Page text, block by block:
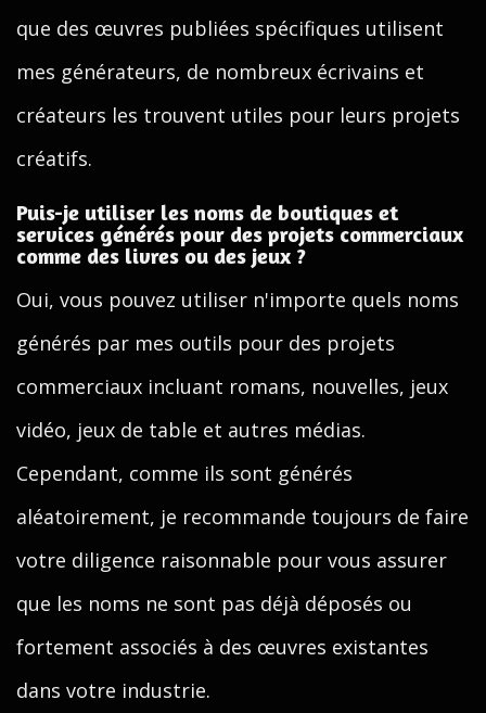
que des œuvres publiées spécifiques utilisent
mes générateurs, de nombreux écrivains et
créateurs les trouvent utiles pour leurs projets
créatifs.
Puis-je utiliser les noms de boutiques et
services générés pour des projets commerciaux
comme des livres ou des jeux ?
Oui, vous pouvez utiliser n'importe quels noms
générés par mes outils pour des projets
commerciaux incluant romans, nouvelles, jeux
vidéo, jeux de table et autres médias.
Cependant, comme ils sont générés
aléatoirement, je recommande toujours de faire
votre diligence raisonnable pour vous assurer
que les noms ne sont pas déjà déposés ou
fortement associés à des œuvres existantes
dans votre industrie.